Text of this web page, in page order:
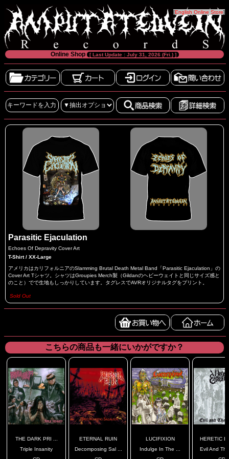
[English Online Store]
Online Shop [ Last Update : July 31, 2026 (Fri.) ]
Parasitic Ejaculation
Echoes Of Depravity Cover Art
T-Shirt / XX-Large
アメリカはカリフォルニアのSlamming Brutal Death Metal Band「Parasitic Ejaculation」の
Cover Art Tシャツ。シャツはGroupies Merch製（Gildanのヘビーウェイトと同じサイズ感と
のこと）でで生地もしっかりしています。タグレスでAVRオリジナルタグをプリント。
Sold Out
こちらの商品も一緒にいかがですか？
THE DARK PRI ...
Triple Insanity
ETERNAL RUIN
Decomposing Sal ...
LUCIFIXION
Indulge In The ...
HERETIC
Evil And